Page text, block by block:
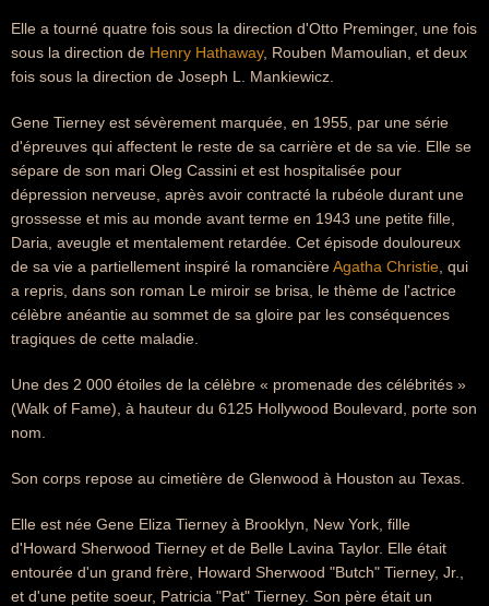
Elle a tourné quatre fois sous la direction d'Otto Preminger, une fois
sous la direction de Henry Hathaway, Rouben Mamoulian, et deux
fois sous la direction de Joseph L. Mankiewicz.
Gene Tierney est sévèrement marquée, en 1955, par une série
d'épreuves qui affectent le reste de sa carrière et de sa vie. Elle se
sépare de son mari Oleg Cassini et est hospitalisée pour
dépression nerveuse, après avoir contracté la rubéole durant une
grossesse et mis au monde avant terme en 1943 une petite fille,
Daria, aveugle et mentalement retardée. Cet épisode douloureux
de sa vie a partiellement inspiré la romancièreAgatha Christie , qui
a repris, dans son roman Le miroir se brisa, le thème de l'actrice
célèbre anéantie au sommet de sa gloire par les conséquences
tragiques de cette maladie.
Une des 2 000 étoiles de la célèbre « promenade des célébrités »
(Walk of Fame), à hauteur du 6125 Hollywood Boulevard, porte son
nom.
Son corps repose au cimetière de Glenwood à Houston au Texas.
Elle est née Gene Eliza Tierney à Brooklyn, New York, fille
d'Howard Sherwood Tierney et de Belle Lavina Taylor. Elle était
entourée d'un grand frère, Howard Sherwood "Butch" Tierney, Jr.,
et d'une petite soeur, Patricia "Pat" Tierney. Son père était un